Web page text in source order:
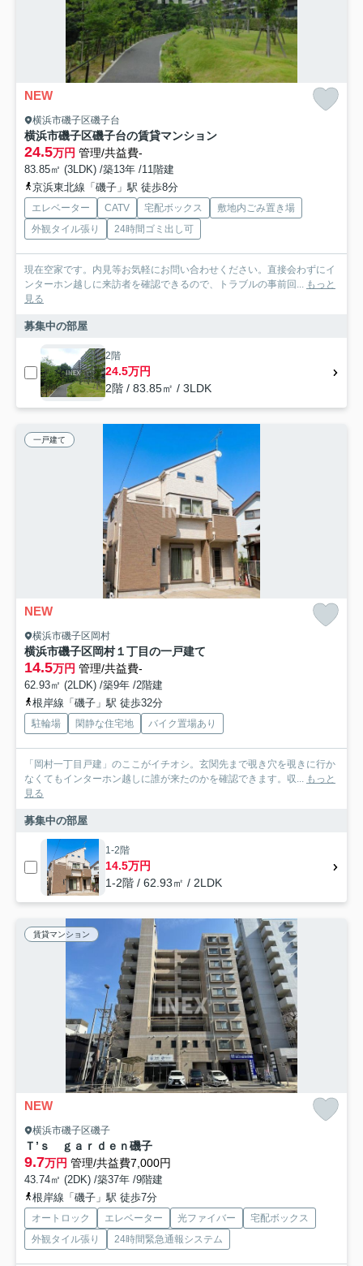
NEW
横浜市磯子区磯子台
横浜市磯子区磯子台の賃貸マンション
24.5万円 管理/共益費-
83.85㎡ (3LDK) /築13年 /11階建
京浜東北線「磯子」駅 徒歩8分
エレベーター CATV 宅配ボックス
敷地内ごみ置き場
外観タイル張り
24時間ゴミ出し可
現在空家です。内見等お気軽にお問い合わせください。直接会わずにイ
ンターホン越しに来訪者を確認できるので、トラブルの事前回... もっと
見る
募集中の部屋
2階
24.5万円
2階 / 83.85㎡ / 3LDK
一戸建て
NEW
横浜市磯子区岡村
横浜市磯子区岡村１丁目の一戸建て
14.5万円 管理/共益費-
62.93㎡ (2LDK) /築9年 /2階建
根岸線「磯子」駅 徒歩32分
駐輪場 閑静な住宅地 バイク置場あり
「岡村一丁目戸建」のここがイチオシ。玄関先まで覗き穴を覗きに行か
なくてもインターホン越しに誰が来たのかを確認できます。収... もっと
見る
募集中の部屋
1-2階
14.5万円
1-2階 / 62.93㎡ / 2LDK
賃貸マンション
NEW
横浜市磯子区磯子
Ｔ’ｓ ｇａｒｄｅｎ磯子
9.7万円 管理/共益費7,000円
43.74㎡ (2DK) /築37年 /9階建
根岸線「磯子」駅 徒歩7分
オートロック エレベーター 光ファイバー
宅配ボックス
外観タイル張り
24時間緊急通報システム